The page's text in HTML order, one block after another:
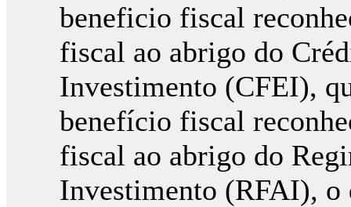
beneficio fiscal
fiscal ao abrigo do
Investimento (CFEI),
benefício fiscal
fiscal ao abrigo do
Investimento (RFAI), o